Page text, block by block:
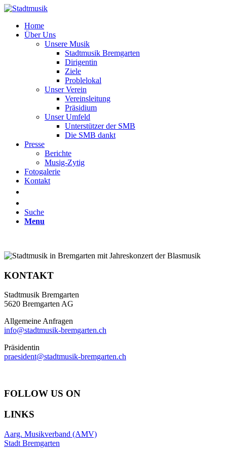
Home
Über Uns
Unsere Musik
Stadtmusik Bremgarten
Dirigentin
Ziele
Problelokal
Unser Verein
Vereinsleitung
Präsidium
Unser Umfeld
Unterstützer der SMB
Die SMB dankt
Presse
Berichte
Musig-Zytig
Fotogalerie
Kontakt
Suche
Menu
KONTAKT
Stadtmusik Bremgarten
5620 Bremgarten AG
Allgemeine Anfragen
info@stadtmusik-bremgarten.ch
Präsidentin
praesident@stadtmusik-bremgarten.ch
FOLLOW US ON
LINKS
Aarg. Musikverband (AMV)
Stadt Bremgarten